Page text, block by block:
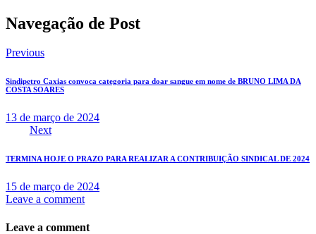
Navegação de Post
Previous
Sindipetro Caxias convoca categoria para doar sangue em nome de BRUNO LIMA DA
COSTA SOARES
13 de março de 2024
Next
TERMINA HOJE O PRAZO PARA REALIZAR A CONTRIBUIÇÃO SINDICAL DE 2024
15 de março de 2024
Leave a comment
Leave a comment